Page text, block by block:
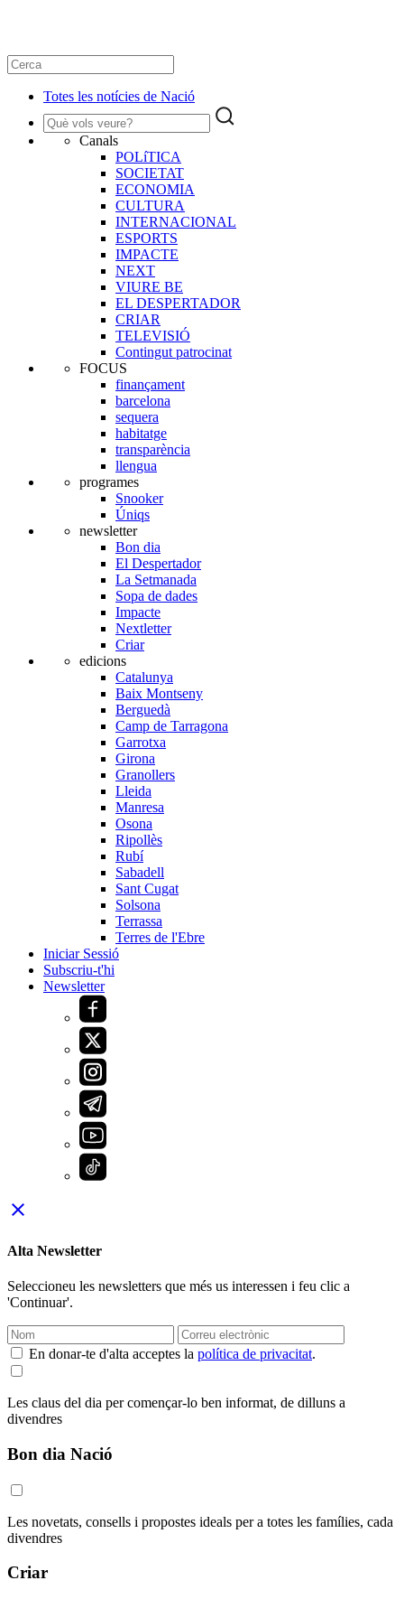
Totes les notícies de Nació
Canals
POLíTICA
SOCIETAT
ECONOMIA
CULTURA
INTERNACIONAL
ESPORTS
IMPACTE
NEXT
VIURE BE
EL DESPERTADOR
CRIAR
TELEVISIÓ
Contingut patrocinat
FOCUS
finançament
barcelona
sequera
habitatge
transparència
llengua
programes
Snooker
Úniqs
newsletter
Bon dia
El Despertador
La Setmanada
Sopa de dades
Impacte
Nextletter
Criar
edicions
Catalunya
Baix Montseny
Berguedà
Camp de Tarragona
Garrotxa
Girona
Granollers
Lleida
Manresa
Osona
Ripollès
Rubí
Sabadell
Sant Cugat
Solsona
Terrassa
Terres de l'Ebre
Iniciar Sessió
Subscriu-t'hi
Newsletter
close
Alta Newsletter
Seleccioneu les newsletters que més us interessen i feu clic a
'Continuar'.
En donar-te d'alta acceptes la política de privacitat.
Les claus del dia per començar-lo ben informat, de dilluns a
divendres
Bon dia Nació
Les novetats, consells i propostes ideals per a totes les famílies, cada
divendres
Criar